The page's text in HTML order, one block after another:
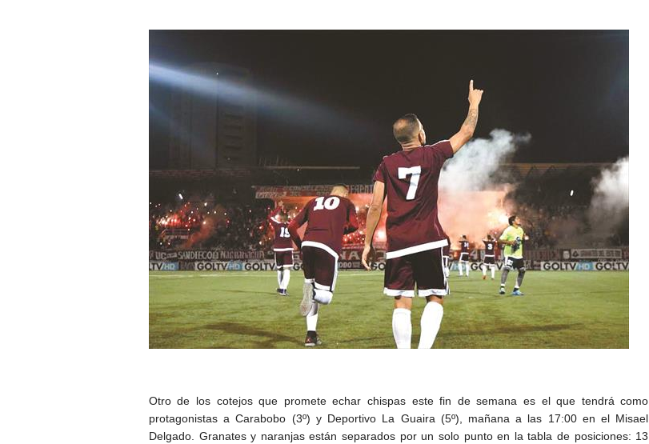
Otro de los cotejos que promete echar chispas este fin de semana es el que tendrá como
protagonistas a Carabobo (3º) y Deportivo La Guaira (5º), mañana a las 17:00 en el Misael
Delgado. Granates y naranjas están separados por un solo punto en la tabla de posiciones: 13